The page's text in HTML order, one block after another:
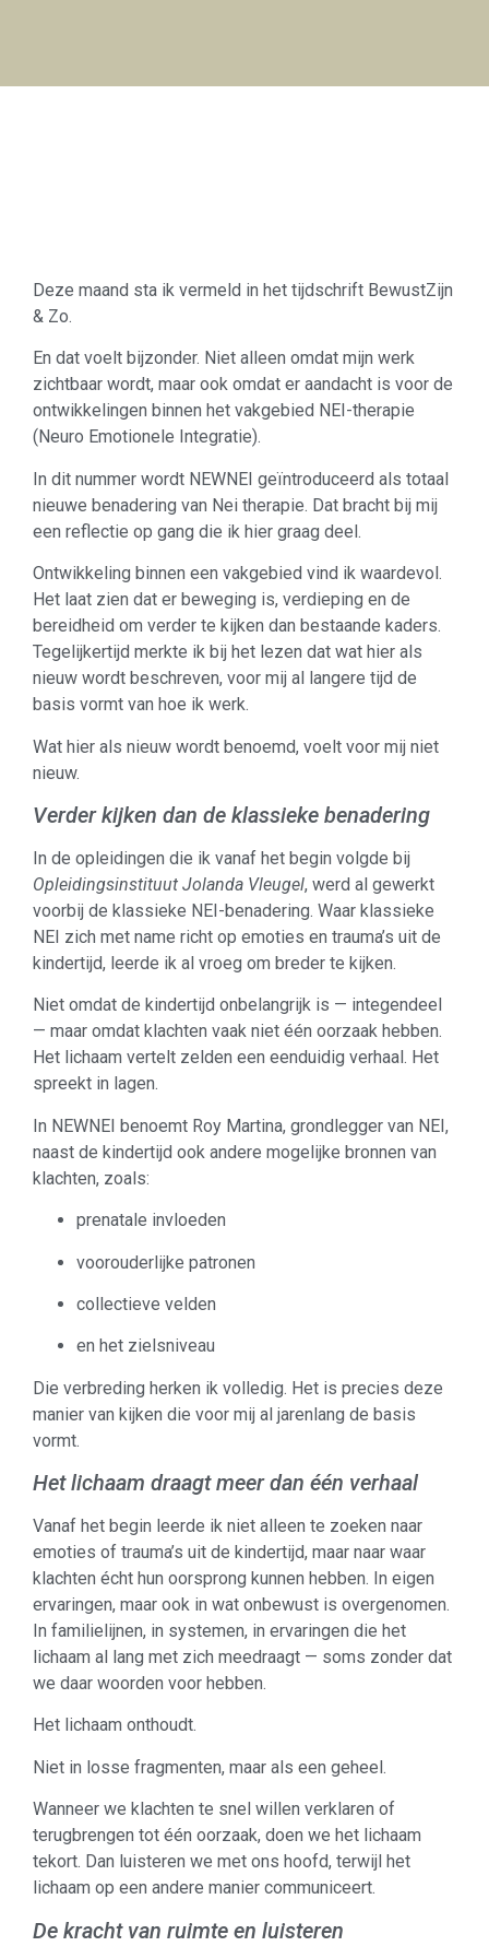
Deze maand sta ik vermeld in het tijdschrift BewustZijn
& Zo.
En dat voelt bijzonder. Niet alleen omdat mijn werk
zichtbaar wordt, maar ook omdat er aandacht is voor de
ontwikkelingen binnen het vakgebied NEI-therapie
(Neuro Emotionele Integratie).
In dit nummer wordt NEWNEI geïntroduceerd als totaal
nieuwe benadering van Nei therapie. Dat bracht bij mij
een reflectie op gang die ik hier graag deel.
Ontwikkeling binnen een vakgebied vind ik waardevol.
Het laat zien dat er beweging is, verdieping en de
bereidheid om verder te kijken dan bestaande kaders.
Tegelijkertijd merkte ik bij het lezen dat wat hier als
nieuw wordt beschreven, voor mij al langere tijd de
basis vormt van hoe ik werk.
Wat hier als nieuw wordt benoemd, voelt voor mij niet
nieuw.
Verder kijken dan de klassieke benadering
In de opleidingen die ik vanaf het begin volgde bij
Opleidingsinstituut Jolanda Vleugel, werd al gewerkt
voorbij de klassieke NEI-benadering. Waar klassieke
NEI zich met name richt op emoties en trauma’s uit de
kindertijd, leerde ik al vroeg om breder te kijken.
Niet omdat de kindertijd onbelangrijk is — integendeel
— maar omdat klachten vaak niet één oorzaak hebben.
Het lichaam vertelt zelden een eenduidig verhaal. Het
spreekt in lagen.
In NEWNEI benoemt Roy Martina, grondlegger van NEI,
naast de kindertijd ook andere mogelijke bronnen van
klachten, zoals:
prenatale invloeden
voorouderlijke patronen
collectieve velden
en het zielsniveau
Die verbreding herken ik volledig. Het is precies deze
manier van kijken die voor mij al jarenlang de basis
vormt.
Het lichaam draagt meer dan één verhaal
Vanaf het begin leerde ik niet alleen te zoeken naar
emoties of trauma’s uit de kindertijd, maar naar waar
klachten écht hun oorsprong kunnen hebben. In eigen
ervaringen, maar ook in wat onbewust is overgenomen.
In familielijnen, in systemen, in ervaringen die het
lichaam al lang met zich meedraagt — soms zonder dat
we daar woorden voor hebben.
Het lichaam onthoudt.
Niet in losse fragmenten, maar als een geheel.
Wanneer we klachten te snel willen verklaren of
terugbrengen tot één oorzaak, doen we het lichaam
tekort. Dan luisteren we met ons hoofd, terwijl het
lichaam op een andere manier communiceert.
De kracht van ruimte en luisteren